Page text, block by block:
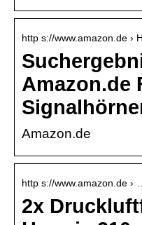
http s://www.amazon.de ›
Amazon.de
Amazon.de
http s://www.amazon.de ›
2x